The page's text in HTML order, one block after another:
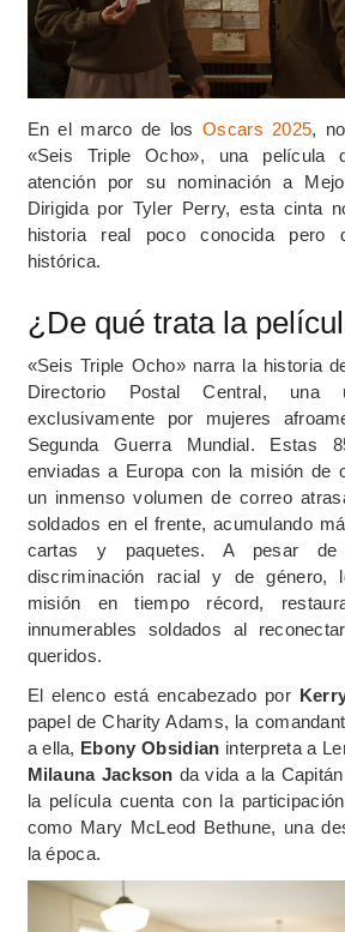
En el marco de losOscars 2025,
«Seis Triple Ocho», una película
atención por su nominación a
Dirigida por Tyler Perry, esta cinta
historia real poco conocida pero
histórica.
¿De qué trata la
«Seis Triple Ocho» narra la historia
Directorio Postal Central, una
exclusivamente por mujeres
Segunda Guerra Mundial. Estas
enviadas a Europa con la misión de
un inmenso volumen de correo
soldados en el frente, acumulando
cartas y paquetes. A pesar
discriminación racial y de género,
misión en tiempo récord,
innumerables soldados al
queridos.
El elenco está encabezado por
papel de Charity Adams, la
a ella, Ebony Obsidian interpreta a
Milauna Jackson da vida a la
la película cuenta con la
como Mary McLeod Bethune, una
la época.